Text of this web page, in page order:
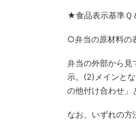
★食品表示基準Ｑ
○弁当の原材料の
弁当の外部から見
示。(2)メインと
の他付け合わせ」
なお、いずれの方